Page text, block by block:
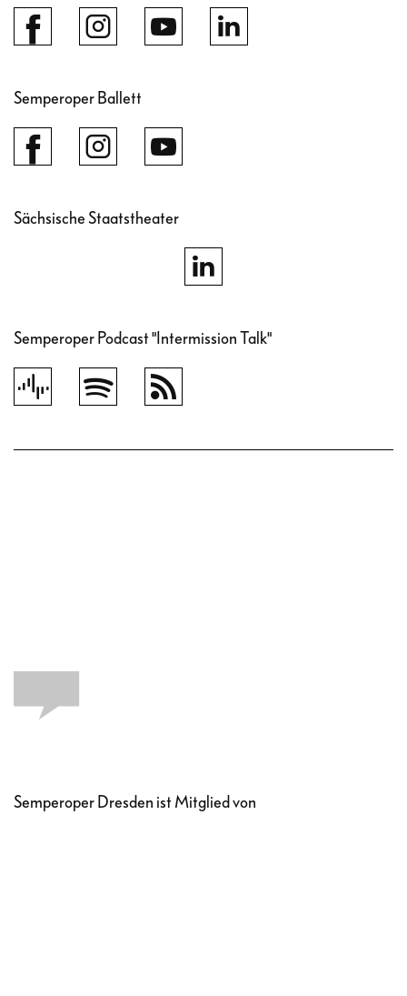
Semperoper Ballett
Sächsische Staatstheater
Semperoper Podcast "Intermission Talk"
Semperoper Dresden ist Mitglied von